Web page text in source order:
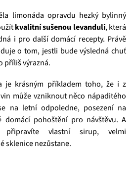
limonáda opravdu hezký bylinný
kvalitní sušenou levanduli, která
i pro další domácí recepty. Právě
o tom, jestli bude výsledná chuť
příliš výrazná.
je krásným příkladem toho, že i z
může vzniknout něco nápaditého
na letní odpoledne, posezení na
domácí pohoštění pro návštěvu. A
vlastní sirup, velmi
sklenice nezůstane.